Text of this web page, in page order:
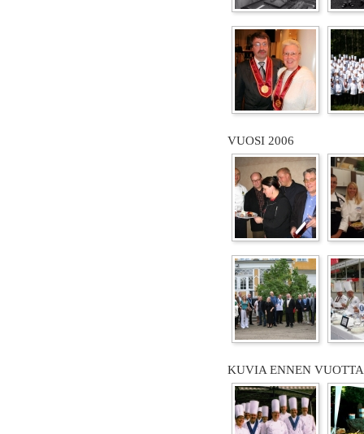
VUOSI 2006
KUVIA ENNEN